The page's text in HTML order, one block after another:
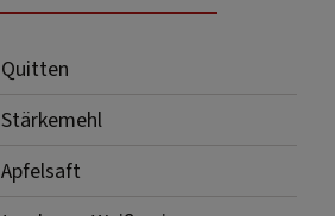
Quitten
Stärkemehl
Apfelsaft